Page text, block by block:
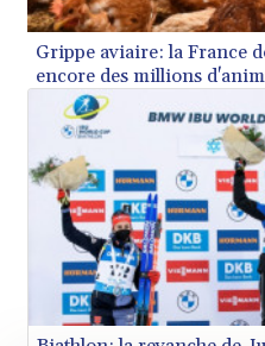
Grippe aviaire: la France
encore des millions